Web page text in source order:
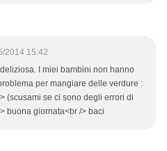
2014 15:42
I miei bambini non hanno
per mangiare delle verdure :
(scusami se ci sono degli errori di
buona giornata<br /> baci